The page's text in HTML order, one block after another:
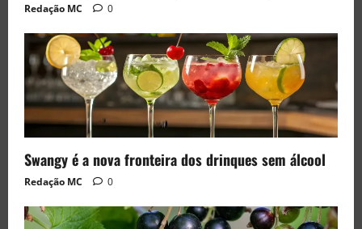
Redação MC 0
Swangy é a nova fronteira dos drinques sem álcool
Redação MC 0